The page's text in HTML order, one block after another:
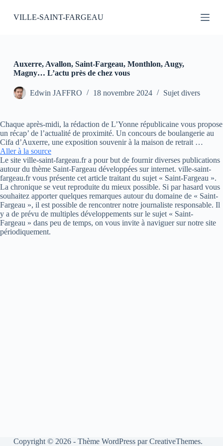
u
o
n
u
VILLE-SAINT-FARGEAU
Auxerre, Avallon, Saint-Fargeau, Monthlon, Augy,
Magny… L’actu près de chez vous
Edwin JAFFRO 18 novembre 2024 Sujet divers
Chaque après-midi, la rédaction de L’Yonne républicaine vous propose
un récap’ de l’actualité de proximité. Un concours de boulangerie au
Cifa d’Auxerre, une exposition souvenir à la maison de retrait …
Aller à la source
Le site ville-saint-fargeau.fr a pour but de fournir diverses publications
autour du thème Saint-Fargeau développées sur internet. ville-saint-
fargeau.fr vous présente cet article traitant du sujet « Saint-Fargeau ».
La chronique se veut reproduite du mieux possible. Si par hasard vous
souhaitez apporter quelques remarques autour du domaine de « Saint-
Fargeau », il est possible de rencontrer notre journaliste responsable. Il
y a de prévu de multiples développements sur le sujet « Saint-
Fargeau » dans peu de temps, on vous invite à naviguer sur notre site
périodiquement.
Copyright © 2026 - Thème WordPress parCreativeThemes.